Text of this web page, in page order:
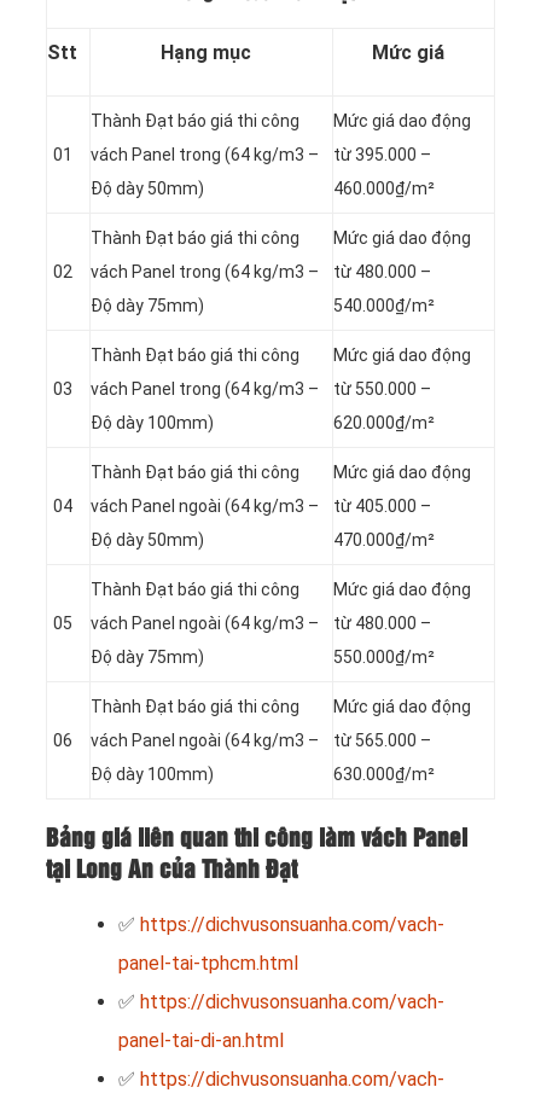
Stt Hạng mục Mức giá
01
Thành Đạt báo giá thi công
vách Panel trong (64 kg/m3 –
Độ dày 50mm)
Mức giá dao động
từ 395.000 –
460.000₫/m²
02
Thành Đạt báo giá thi công
vách Panel trong (64 kg/m3 –
Độ dày 75mm)
Mức giá dao động
từ 480.000 –
540.000₫/m²
03
Thành Đạt báo giá thi công
vách Panel trong (64 kg/m3 –
Độ dày 100mm)
Mức giá dao động
từ 550.000 –
620.000₫/m²
04
Thành Đạt báo giá thi công
vách Panel ngoài (64 kg/m3 –
Độ dày 50mm)
Mức giá dao động
từ 405.000 –
470.000₫/m²
05
Thành Đạt báo giá thi công
vách Panel ngoài (64 kg/m3 –
Độ dày 75mm)
Mức giá dao động
từ 480.000 –
550.000₫/m²
06
Thành Đạt báo giá thi công
vách Panel ngoài (64 kg/m3 –
Độ dày 100mm)
Mức giá dao động
từ 565.000 –
630.000₫/m²
Bảng giá liên quan thi công làm vách Panel
tại Long An của Thành Đạt
✅ https://dichvusonsuanha.com/vach-
panel-tai-tphcm.html
✅ https://dichvusonsuanha.com/vach-
panel-tai-di-an.html
✅ https://dichvusonsuanha.com/vach-